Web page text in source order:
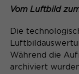
Vom Luftbild
Die
Während die
archiviert